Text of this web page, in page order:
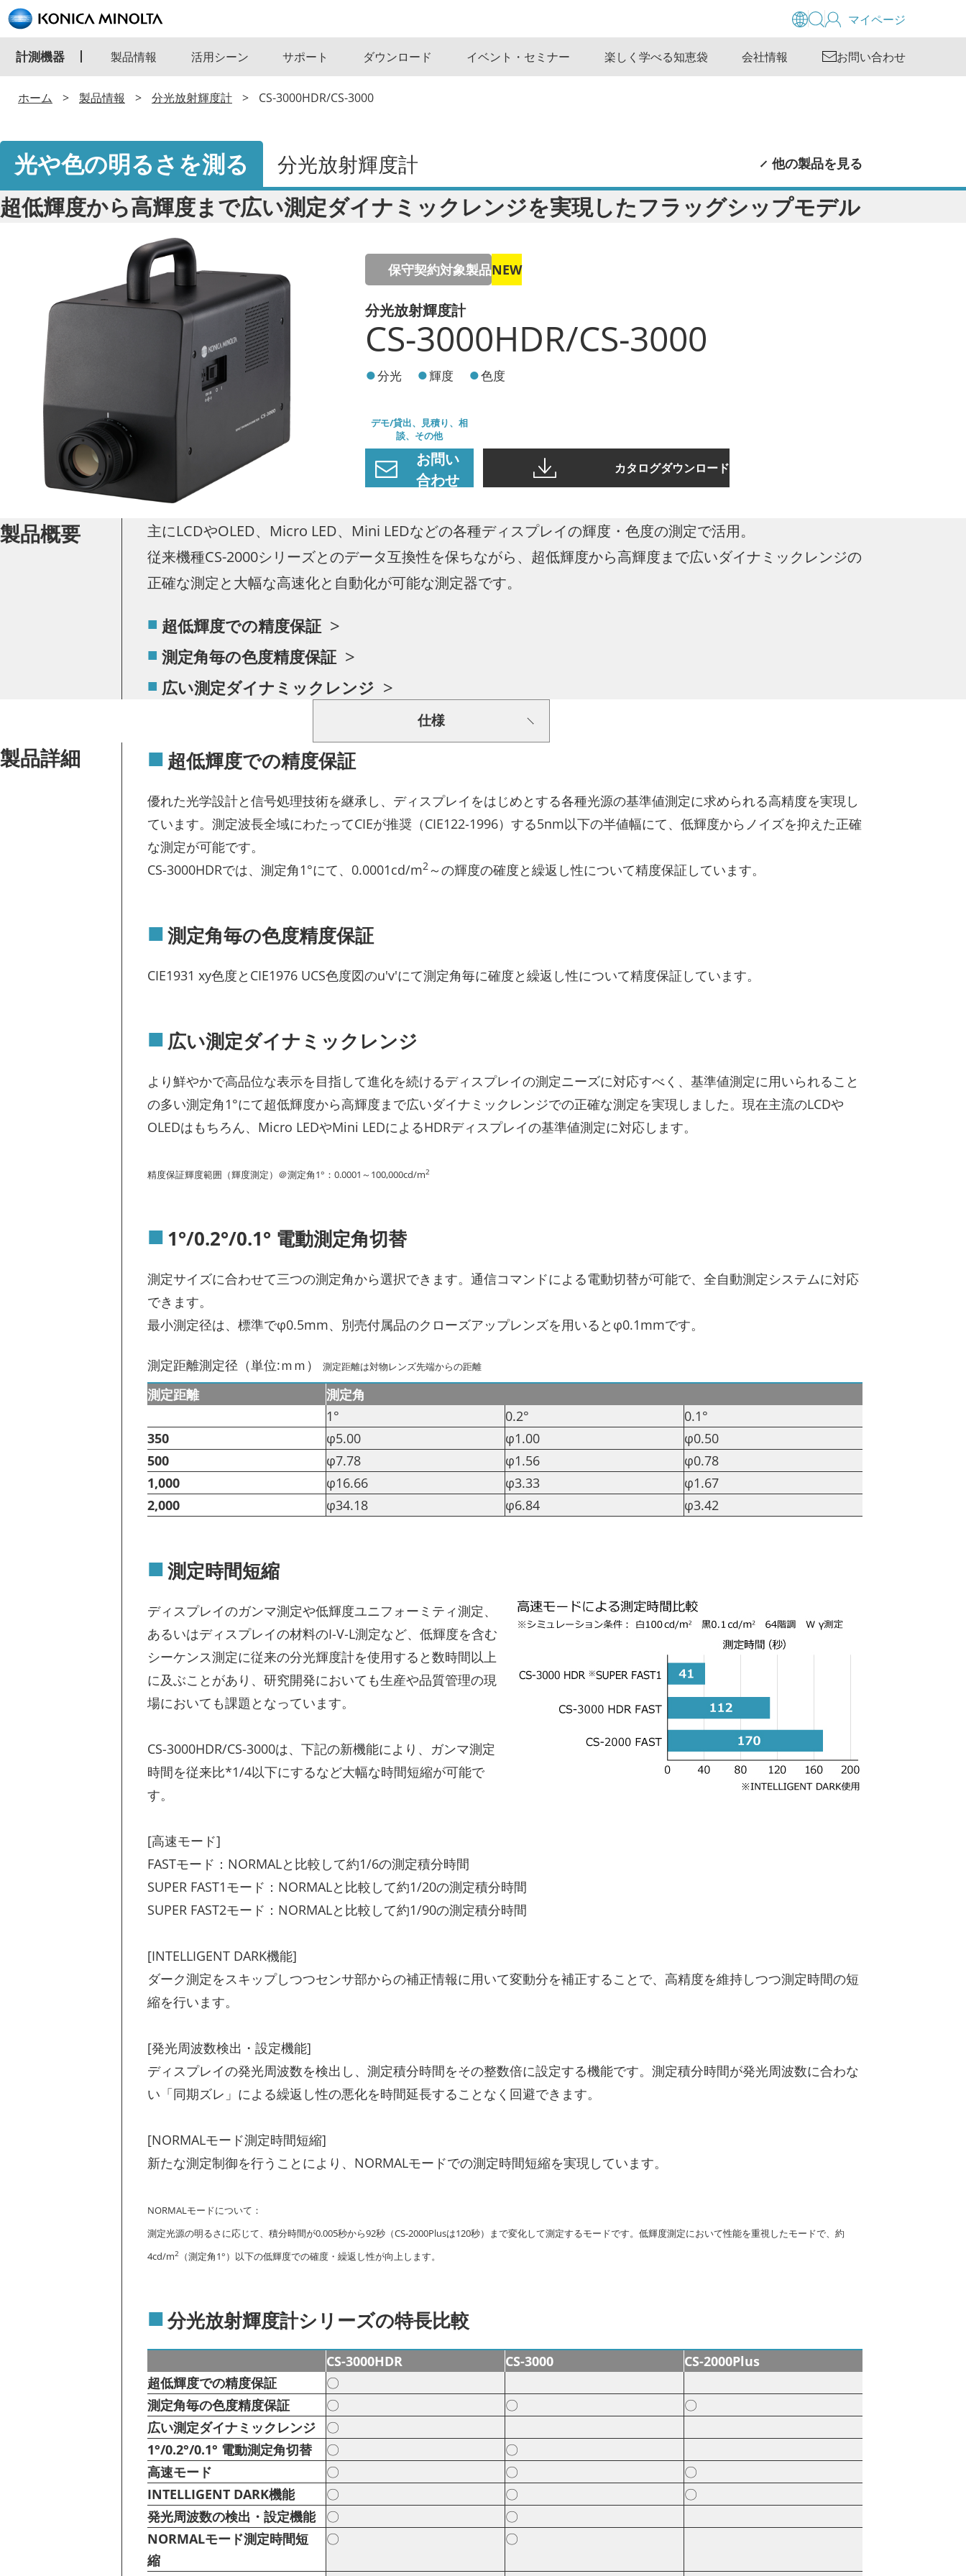
マイページ
計測機器 製品情報 活用シーン サポート ダウンロード イベント・セミナー 楽しく学べる知恵袋 会社情報 お問い合わせ
ホーム 製品情報 分光放射輝度計 CS-3000HDR/CS-3000
光や色の明るさを測る 分光放射輝度計 他の製品を見る
超低輝度から高輝度まで広い測定ダイナミックレンジを実現したフラッグシップモデル
保守契約対象製品NEW
分光放射輝度計
CS-3000HDR/CS-3000
分光 輝度 色度
デモ/貸出、見積り、相
談、その他
お問い
合わせ
カタログダウンロード
製品概要
主にLCDやOLED、Micro LED、Mini LEDなどの各種ディスプレイの輝度・色度の測定で活用。
従来機種CS-2000シリーズとのデータ互換性を保ちながら、超低輝度から高輝度まで広いダイナミックレンジの
正確な測定と大幅な高速化と自動化が可能な測定器です。
超低輝度での精度保証
測定角毎の色度精度保証
広い測定ダイナミックレンジ
仕様
製品詳細 超低輝度での精度保証
優れた光学設計と信号処理技術を継承し、ディスプレイをはじめとする各種光源の基準値測定に求められる高精度を実現し
ています。測定波長全域にわたってCIEが推奨（CIE122-1996）する5nm以下の半値幅にて、低輝度からノイズを抑えた正確
な測定が可能です。
CS-3000HDRでは、測定角1°にて、0.0001cd/m2～の輝度の確度と繰返し性について精度保証しています。
測定角毎の色度精度保証
CIE1931 xy色度とCIE1976 UCS色度図のu'v'にて測定角毎に確度と繰返し性について精度保証しています。
広い測定ダイナミックレンジ
より鮮やかで高品位な表示を目指して進化を続けるディスプレイの測定ニーズに対応すべく、基準値測定に用いられること
の多い測定角1°にて超低輝度から高輝度まで広いダイナミックレンジでの正確な測定を実現しました。現在主流のLCDや
OLEDはもちろん、Micro LEDやMini LEDによるHDRディスプレイの基準値測定に対応します。
精度保証輝度範囲（輝度測定）＠測定角1°：0.0001～100,000cd/m2
1°/0.2°/0.1° 電動測定角切替
測定距離測定径（単位:ｍｍ） 測定距離は対物レンズ先端からの距離
測定距離
測定角
1°
0.2°
0.1°
350
φ5.00 φ1.00
φ0.50
500
φ7.78 φ1.56
φ0.78
1,000
φ16.66 φ3.33
φ1.67
2,000
φ34.18 φ6.84 φ3.42
測定サイズに合わせて三つの測定角から選択できます。通信コマンドによる電動切替が可能で、全自動測定システムに対応
できます。
最小測定径は、標準でφ0.5mm、別売付属品のクローズアップレンズを用いるとφ0.1mmです。
測定時間短縮
ディスプレイのガンマ測定や低輝度ユニフォーミティ測定、
あるいはディスプレイの材料のI-V-L測定など、低輝度を含む
シーケンス測定に従来の分光輝度計を使用すると数時間以上
に及ぶことがあり、研究開発においても生産や品質管理の現
場においても課題となっています。
CS-3000HDR/CS-3000は、下記の新機能により、ガンマ測定
時間を従来比*1/4以下にするなど大幅な時間短縮が可能で
す。
[高速モード]
FASTモード：NORMALと比較して約1/6の測定積分時間
SUPER FAST1モード：NORMALと比較して約1/20の測定積分時間
SUPER FAST2モード：NORMALと比較して約1/90の測定積分時間
[INTELLIGENT DARK機能]
ダーク測定をスキップしつつセンサ部からの補正情報に用いて変動分を補正することで、高精度を維持しつつ測定時間の短
縮を行います。
[発光周波数検出・設定機能]
ディスプレイの発光周波数を検出し、測定積分時間をその整数倍に設定する機能です。測定積分時間が発光周波数に合わな
い「同期ズレ」による繰返し性の悪化を時間延長することなく回避できます。
[NORMALモード測定時間短縮]
新たな測定制御を行うことにより、NORMALモードでの測定時間短縮を実現しています。
NORMALモードについて：
測定光源の明るさに応じて、積分時間が0.005秒から92秒（CS-2000Plusは120秒）まで変化して測定するモードです。低輝度測定において性能を重視したモードで、約
4cd/m2 （測定角1°）以下の低輝度での確度・繰返し性が向上します。
分光放射輝度計シリーズの特長比較
CS-3000HDR CS-3000
CS-2000Plus
超低輝度での精度保証
〇
測定角毎の色度精度保証
〇 〇
〇
広い測定ダイナミックレンジ
〇
1°/0.2°/0.1° 電動測定角切替
〇
〇
高速モード
〇 〇
〇
INTELLIGENT DARK機能
〇 〇
〇
発光周波数の検出・設定機能
〇
〇
NORMALモード測定時間短
縮
〇 〇